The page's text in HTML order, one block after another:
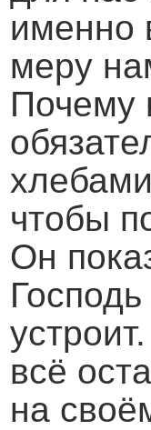
именно
меру
Почему
чтобы
Он
всё
на